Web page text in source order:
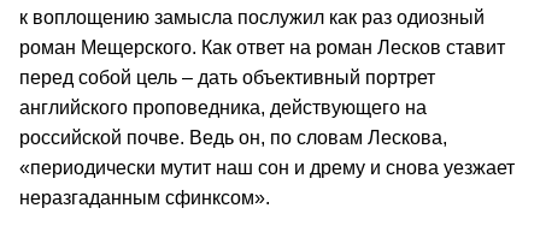
к воплощению замысла послужил как раз одиозный
роман Мещерского. Как ответ на роман Лесков ставит
перед собой цель – дать объективный портрет
английского проповедника, действующего на
российской почве. Ведь он, по словам Лескова,
«периодически мутит наш сон и дрему и снова уезжает
неразгаданным сфинксом».